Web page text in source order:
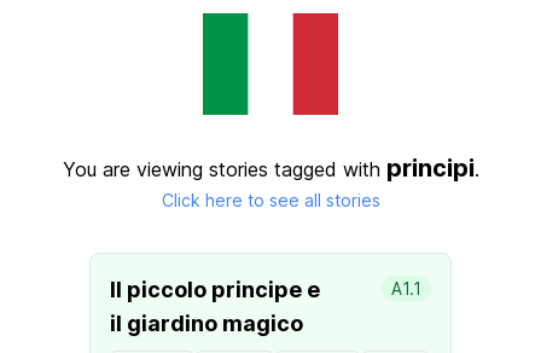
You are viewing stories tagged with principi.
Click here to see all stories
Il piccolo principe e
il giardino magico
A1.1